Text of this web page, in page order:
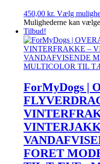
450,00 kr. Vælg
Mulighederne kan
Tilbud!
ForMyDogs |
FORET